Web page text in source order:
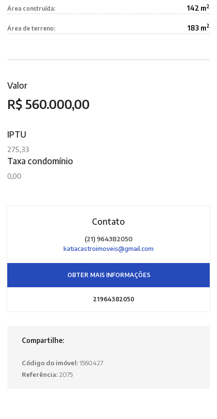
Área construída: 142 m2
Área de terreno: 183 m2
Valor
R$ 560.000,00
IPTU
275,33
Taxa condomínio
0,00
Contato
(21) 964382050
katiacastroimoveis@gmail.com
OBTER MAIS INFORMAÇÕES
21964382050
Compartilhe:
Código do imóvel:1560427
Referência: 2075